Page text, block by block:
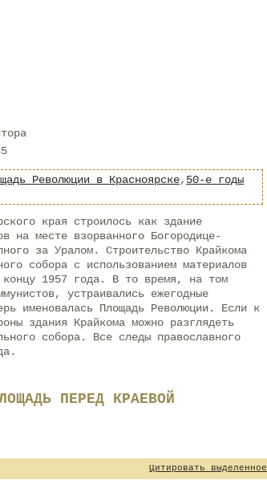
Революции в Красноярске, 50-е годы
края строилось как здание
на месте взорванного Богородице-
за Уралом. Строительство Крайкома
собора с использованием материалов
концу 1957 года. В то время, на том
устраивались ежегодные
именовалась Площадь Революции. Если к
здания Крайкома можно разглядеть
собора. Все следы православного
ПЕРЕД КРАЕВОЙ
Цитировать выделенное